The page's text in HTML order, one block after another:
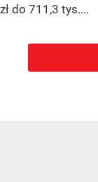
zł do 711,3 tys....